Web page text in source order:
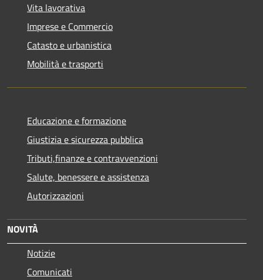
Vita lavorativa
Imprese e Commercio
Catasto e urbanistica
Mobilità e trasporti
Educazione e formazione
Giustizia e sicurezza pubblica
Tributi,finanze e contravvenzioni
Salute, benessere e assistenza
Autorizzazioni
NOVITÀ
Notizie
Comunicati